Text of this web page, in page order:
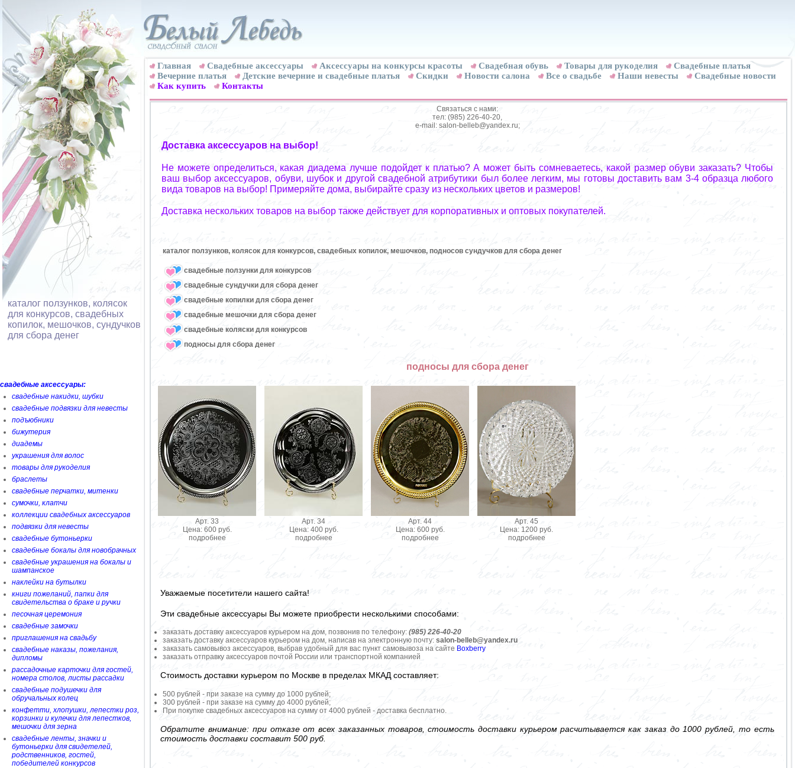
каталог ползунков, колясок
для конкурсов, свадебных
копилок, мешочков, сундучков
для сбора денег
свадебные аксессуары:
свадебные накидки, шубки
свадебные подвязки для невесты
подъюбники
бижутерия
диадемы
украшения для волос
товары для рукоделия
браслеты
свадебные перчатки, митенки
сумочки, клатчи
коллекции свадебных аксессуаров
подвязки для невесты
свадебные бутоньерки
свадебные бокалы для новобрачных
свадебные украшения на бокалы и
шампанское
наклейки на бутылки
книги пожеланий, папки для
свидетельства о браке и ручки
песочная церемония
свадебные замочки
приглашения на свадьбу
свадебные наказы, пожелания,
дипломы
рассадочные карточки для гостей,
номера столов, листы рассадки
свадебные подушечки для
обручальных колец
конфетти, хлопушки, лепестки роз,
корзинки и кулечки для лепестков,
мешочки для зерна
свадебные ленты, значки и
бутоньерки для свидетелей,
родственников, гостей,
победителей конкурсов
Главная Свадебные аксессуары Аксессуары на конкурсы красоты Свадебная обувь Товары для рукоделия
Cвадебные платья
Вечерние платья
Детские вечерние и свадебные платья Скидки Новости салона Все о свадьбе Наши невесты
Свадебные новости
Как купить
Контакты
Связаться с нами:
тел: (985) 226-40-20,
e-mail: salon-belleb@yandex.ru;
Доставка аксессуаров на выбор!
Не можете определиться, какая диадема лучше подойдет к платью? А может быть сомневаетесь, какой размер обуви заказать? Чтобы
ваш выбор аксессуаров, обуви, шубок и другой свадебной атрибутики был более легким, мы готовы доставить вам 3-4 образца любого
вида товаров на выбор! Примеряйте дома, выбирайте сразу из нескольких цветов и размеров!
Доставка нескольких товаров на выбор также действует для корпоративных и оптовых покупателей.
каталог ползунков, колясок для конкурсов, свадебных копилок, мешочков, подносов сундучков для сбора денег
свадебные ползунки для конкурсов
свадебные сундучки для сбора денег
свадебные копилки для сбора денег
свадебные мешочки для сбора денег
свадебные коляски для конкурсов
подносы для сбора денег
подносы для сбора денег
Арт. 33
Цена: 600 руб.
подробнее
Арт. 34
Цена: 400 руб.
подробнее
Арт. 44
Цена: 600 руб.
подробнее
Арт. 45
Цена: 1200 руб.
подробнее
Уважаемые посетители нашего сайта!
Эти свадебные аксессуары Вы можете приобрести несколькими способами:
заказать доставку аксессуаров курьером на дом, позвонив по телефону: (985) 226-40-20
заказать доставку аксессуаров курьером на дом, написав на электронную почту: salon-belleb@yandex.ru
заказать самовывоз аксессуаров, выбрав удобный для вас пункт самовывоза на сайте Boxberry
заказать отправку аксессуаров почтой России или транспортной компанией
Стоимость доставки курьером по Москве в пределах МКАД составляет:
500 рублей - при заказе на сумму до 1000 рублей;
300 рублей - при заказе на сумму до 4000 рублей;
При покупке свадебных аксессуаров на сумму от 4000 рублей - доставка бесплатно.
Обратите внимание: при отказе от всех заказанных товаров, стоимость доставки курьером расчитывается как заказ до 1000 рублей, то есть
стоимость доставки составит 500 руб.